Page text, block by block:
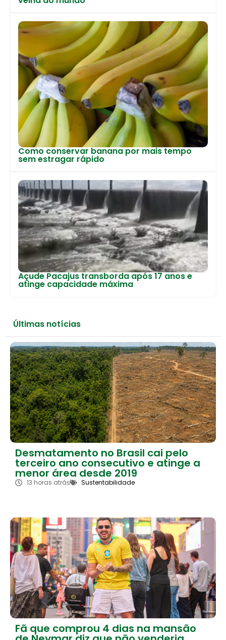
Como conservar banana por mais tempo
sem estragar rápido
Açude Pacajus transborda após 17 anos e
atinge capacidade máxima
Últimas notícias
Desmatamento no Brasil cai pelo
terceiro ano consecutivo e atinge a
menor área desde 2019
13 horas atrás Sustentabilidade
Fã que comprou 4 dias na mansão